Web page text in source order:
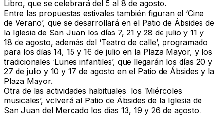
Libro, que se celebrará del 5 al 8 de agosto.
Entre las propuestas estivales también figuran el ‘Cine
de Verano’, que se desarrollará en el Patio de Ábsides de
la Iglesia de San Juan los días 7, 21 y 28 de julio y 11 y
18 de agosto, además del ‘Teatro de calle’, programado
para los días 14, 15 y 16 de julio en la Plaza Mayor, y los
tradicionales ‘Lunes infantiles’, que llegarán los días 20 y
27 de julio y 10 y 17 de agosto en el Patio de Ábsides y la
Plaza Mayor.
Otra de las actividades habituales, los ‘Miércoles
musicales’, volverá al Patio de Ábsides de la Iglesia de
San Juan del Mercado los días 13, 19 y 26 de agosto,